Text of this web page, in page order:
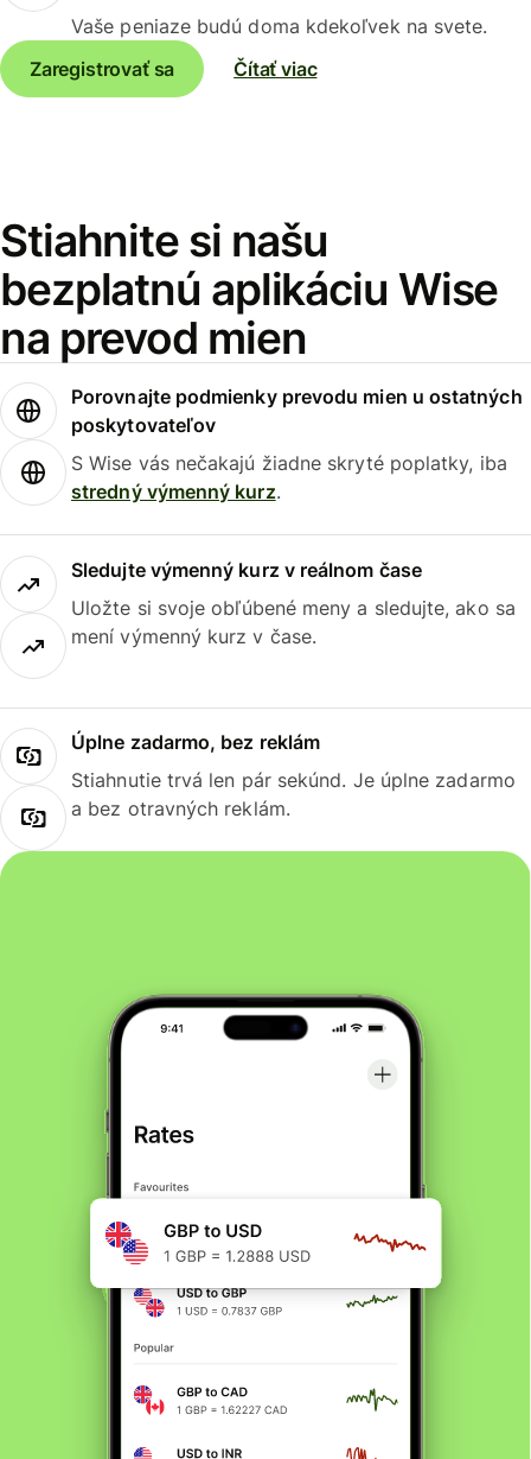
Vaše peniaze budú doma kdekoľvek na svete.
Zaregistrovať sa
Čítať viac
Stiahnite si našu
bezplatnú aplikáciu Wise
na prevod mien
Porovnajte podmienky prevodu mien u ostatných
poskytovateľov
S Wise vás nečakajú žiadne skryté poplatky, iba
stredný výmenný kurz.
Sledujte výmenný kurz v reálnom čase
Uložte si svoje obľúbené meny a sledujte, ako sa
mení výmenný kurz v čase.
Úplne zadarmo, bez reklám
Stiahnutie trvá len pár sekúnd. Je úplne zadarmo
a bez otravných reklám.